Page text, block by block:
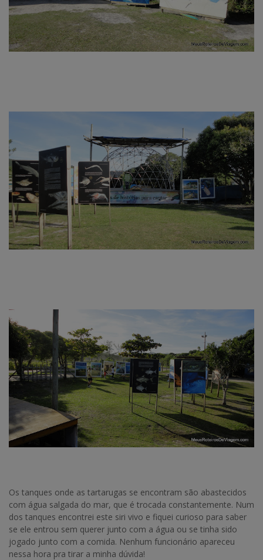
Os tanques onde as tartarugas se encontram são abastecidos
com água salgada do mar, que é trocada constantemente. Num
dos tanques encontrei este siri vivo e fiquei curioso para saber
se ele entrou sem querer junto com a água ou se tinha sido
jogado junto com a comida. Nenhum funcionário apareceu
nessa hora pra tirar a minha dúvida!